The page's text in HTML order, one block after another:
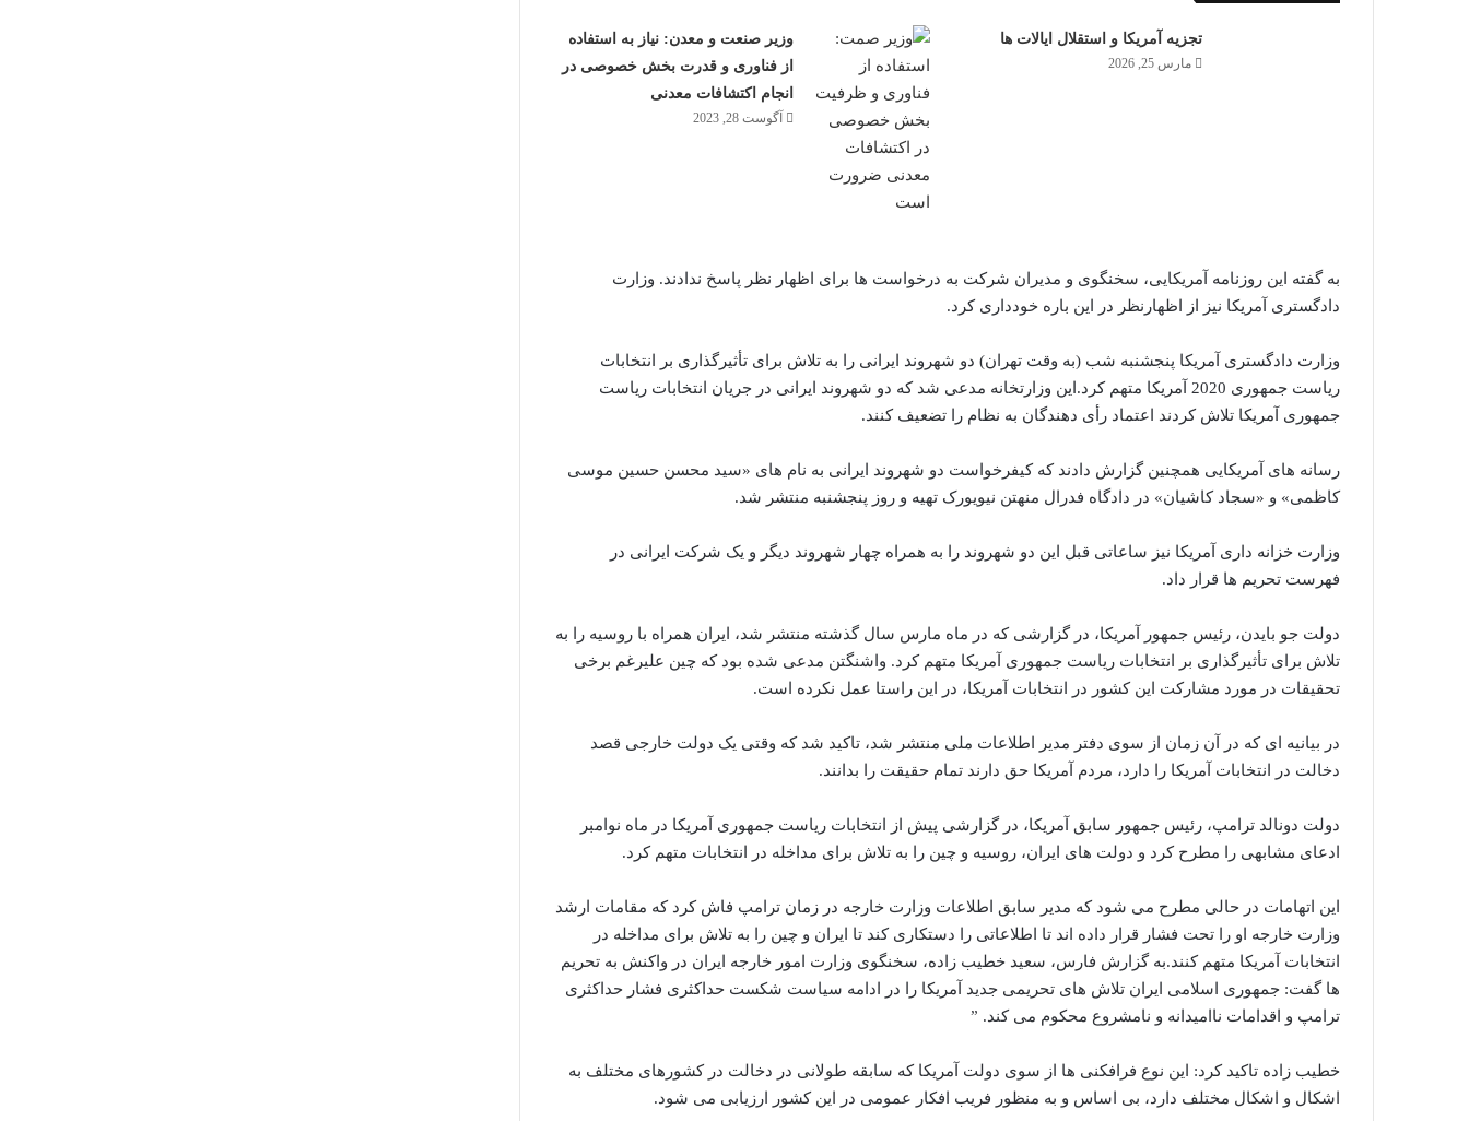
تجزیه آمریکا و استقلال ایالات ها
مارس 25, 2026
وزیر صنعت و معدن: نیاز به استفاده
از فناوری و قدرت بخش خصوصی در
انجام اکتشافات معدنی
آگوست 28, 2023
به گفته این روزنامه آمریکایی، سخنگوی و مدیران شرکت به درخواست ها برای اظهار نظر پاسخ ندادند. وزارت
دادگستری آمریکا نیز از اظهارنظر در این باره خودداری کرد.
وزارت دادگستری آمریکا پنجشنبه شب (به وقت تهران) دو شهروند ایرانی را به تلاش برای تأثیرگذاری بر انتخابات
ریاست جمهوری 2020 آمریکا متهم کرد.این وزارتخانه مدعی شد که دو شهروند ایرانی در جریان انتخابات ریاست
جمهوری آمریکا تلاش کردند اعتماد رأی دهندگان به نظام را تضعیف کنند.
رسانه های آمریکایی همچنین گزارش دادند که کیفرخواست دو شهروند ایرانی به نام های «سید محسن حسین موسی
کاظمی» و «سجاد کاشیان» در دادگاه فدرال منهتن نیویورک تهیه و روز پنجشنبه منتشر شد.
وزارت خزانه داری آمریکا نیز ساعاتی قبل این دو شهروند را به همراه چهار شهروند دیگر و یک شرکت ایرانی در
فهرست تحریم ها قرار داد.
دولت جو بایدن، رئیس جمهور آمریکا، در گزارشی که در ماه مارس سال گذشته منتشر شد، ایران همراه با روسیه را به
تلاش برای تأثیرگذاری بر انتخابات ریاست جمهوری آمریکا متهم کرد. واشنگتن مدعی شده بود که چین علیرغم برخی
تحقیقات در مورد مشارکت این کشور در انتخابات آمریکا، در این راستا عمل نکرده است.
در بیانیه ای که در آن زمان از سوی دفتر مدیر اطلاعات ملی منتشر شد، تاکید شد که وقتی یک دولت خارجی قصد
دخالت در انتخابات آمریکا را دارد، مردم آمریکا حق دارند تمام حقیقت را بدانند.
دولت دونالد ترامپ، رئیس جمهور سابق آمریکا، در گزارشی پیش از انتخابات ریاست جمهوری آمریکا در ماه نوامبر
ادعای مشابهی را مطرح کرد و دولت های ایران، روسیه و چین را به تلاش برای مداخله در انتخابات متهم کرد.
این اتهامات در حالی مطرح می شود که مدیر سابق اطلاعات وزارت خارجه در زمان ترامپ فاش کرد که مقامات ارشد
وزارت خارجه او را تحت فشار قرار داده اند تا اطلاعاتی را دستکاری کند تا ایران و چین را به تلاش برای مداخله در
انتخابات آمریکا متهم کنند.به گزارش فارس، سعید خطیب زاده، سخنگوی وزارت امور خارجه ایران در واکنش به تحریم
ها گفت: جمهوری اسلامی ایران تلاش های تحریمی جدید آمریکا را در ادامه سیاست شکست حداکثری فشار حداکثری
ترامپ و اقدامات ناامیدانه و نامشروع محکوم می کند. ”
خطیب زاده تاکید کرد: این نوع فرافکنی ها از سوی دولت آمریکا که سابقه طولانی در دخالت در کشورهای مختلف به
اشکال و اشکال مختلف دارد، بی اساس و به منظور فریب افکار عمومی در این کشور ارزیابی می شود.